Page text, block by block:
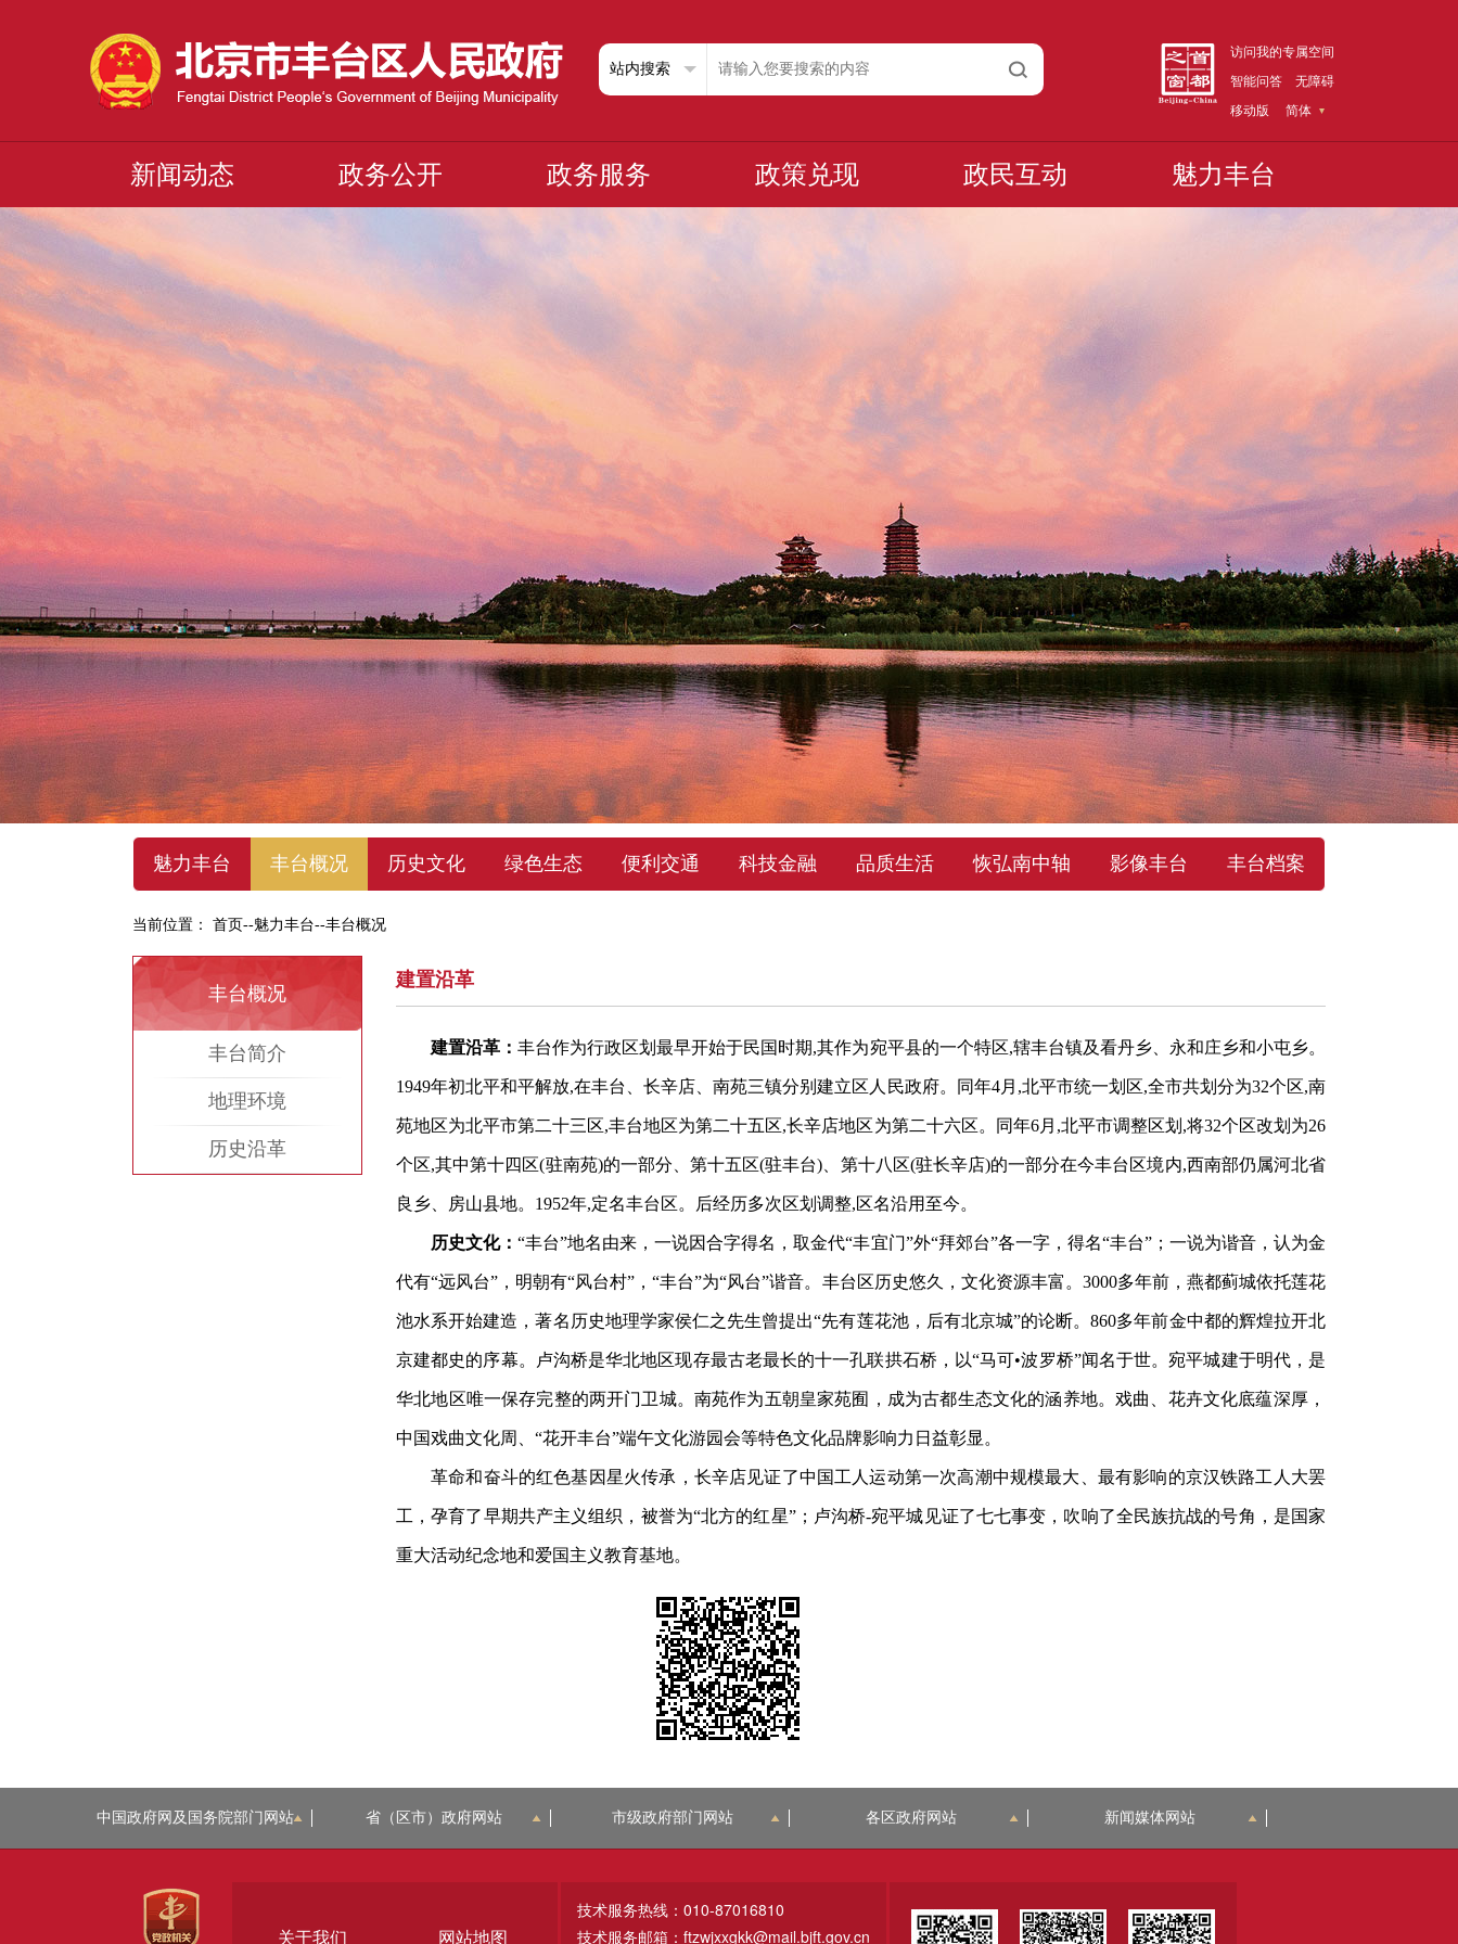
访问我的专属空间
智能问答
无障碍
移动版
简体
新闻动态 政务公开 政务服务 政策兑现 政民互动 魅力丰台
魅力丰台 丰台概况 历史文化 绿色生态 便利交通 科技金融 品质生活 恢弘南中轴 影像丰台 丰台档案
当前位置： 首页--魅力丰台--丰台概况
丰台概况
丰台简介
地理环境
历史沿革
建置沿革
建置沿革：丰台作为行政区划最早开始于民国时期,其作为宛平县的一个特区,辖丰台镇及看丹乡、永和庄乡和小屯乡。
1949年初北平和平解放,在丰台、长辛店、南苑三镇分别建立区人民政府。同年4月,北平市统一划区,全市共划分为32个区,南
苑地区为北平市第二十三区,丰台地区为第二十五区,长辛店地区为第二十六区。同年6月,北平市调整区划,将32个区改划为26
个区,其中第十四区(驻南苑)的一部分、第十五区(驻丰台)、第十八区(驻长辛店)的一部分在今丰台区境内,西南部仍属河北省
良乡、房山县地。1952年,定名丰台区。后经历多次区划调整,区名沿用至今。
历史文化：“丰台”地名由来，一说因合字得名，取金代“丰宜门”外“拜郊台”各一字，得名“丰台”；一说为谐音，认为金
代有“远风台”，明朝有“风台村”，“丰台”为“风台”谐音。 丰台区历史悠久，文化资源丰富。 3000多年前，燕都蓟城依托莲花
池水系开始建造，著名历史地理学家侯仁之先生曾提出“先有莲花池，后有北京城”的论断。860多年前金中都的辉煌拉开北
京建都史的序幕。卢沟桥是华北地区现存最古老最长的十一孔联拱石桥，以“马可•波罗桥”闻名于世。宛平城建于明代，是
华北地区唯一保存完整的两开门卫城。南苑作为五朝皇家苑囿，成为古都生态文化的涵养地。戏曲、花卉文化底蕴深厚，
中国戏曲文化周、“花开丰台”端午文化游园会等特色文化品牌影响力日益彰显。
革命和奋斗的红色基因星火传承，长辛店见证了中国工人运动第一次高潮中规模最大、最有影响的京汉铁路工人大罢
工，孕育了早期共产主义组织，被誉为“北方的红星”；卢沟桥-宛平城见证了七七事变 ，吹响了全民族抗战的号角，是国家
重大活动纪念地和爱国主义教育基地。
中国政府网及国务院部门网站 省（区市）政府网站 市级政府部门网站 各区政府网站 新闻媒体网站
关于我们 网站地图
技术服务热线：010-87016810
技术服务邮箱：ftzwjxxgkk@mail.bjft.gov.cn